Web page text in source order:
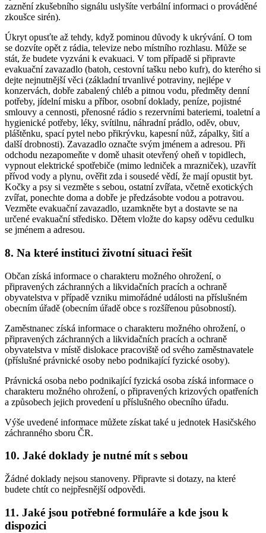
zaznění zkušebního signálu uslyšíte verbální informaci o prováděné
zkoušce sirén).
Úkryt opusťte až tehdy, když pominou důvody k ukrývání. O tom
se dozvíte opět z rádia, televize nebo místního rozhlasu. Může se
stát, že budete vyzváni k evakuaci. V tom případě si připravte
evakuační zavazadlo (batoh, cestovní tašku nebo kufr), do kterého si
dejte nejnutnější věci (základní trvanlivé potraviny, nejlépe v
konzervách, dobře zabalený chléb a pitnou vodu, předměty denní
potřeby, jídelní misku a příbor, osobní doklady, peníze, pojistné
smlouvy a cennosti, přenosné rádio s rezervními bateriemi, toaletní a
hygienické potřeby, léky, svítilnu, náhradní prádlo, oděv, obuv,
pláštěnku, spací pytel nebo přikrývku, kapesní nůž, zápalky, šití a
další drobnosti). Zavazadlo označte svým jménem a adresou. Při
odchodu nezapomeňte v domě uhasit otevřený oheň v topidlech,
vypnout elektrické spotřebiče (mimo ledniček a mrazniček), uzavřít
přívod vody a plynu, ověřit zda i sousedé vědí, že mají opustit byt.
Kočky a psy si vezměte s sebou, ostatní zvířata, včetně exotických
zvířat, ponechte doma a dobře je předzásobte vodou a potravou.
Vezměte evakuační zavazadlo, uzamkněte byt a dostavte se na
určené evakuační středisko. Dětem vložte do kapsy oděvu cedulku
se jménem a adresou.
8. Na které instituci životní situaci řešit
Občan získá informace o charakteru možného ohrožení, o
připravených záchranných a likvidačních pracích a ochraně
obyvatelstva v případě vzniku mimořádné události na příslušném
obecním úřadě (obecním úřadě obce s rozšířenou působností).
Zaměstnanec získá informace o charakteru možného ohrožení, o
připravených záchranných a likvidačních pracích a ochraně
obyvatelstva v místě dislokace pracoviště od svého zaměstnavatele
(příslušné právnické osoby nebo podnikající fyzické osoby).
Právnická osoba nebo podnikající fyzická osoba získá informace o
charakteru možného ohrožení, o připravených krizových opatřeních
a způsobech jejich provedení u příslušného obecního úřadu.
Výše uvedené informace můžete získat také u jednotek Hasičského
záchranného sboru ČR.
10. Jaké doklady je nutné mít s sebou
Žádné doklady nejsou stanoveny. Připravte si dotazy, na které
budete chtít co nejpřesnější odpovědi.
11. Jaké jsou potřebné formuláře a kde jsou k
dispozici